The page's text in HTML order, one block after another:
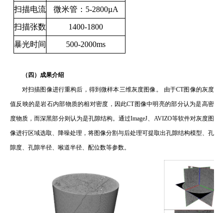
扫描电流
微米管：5-2800µA
扫描张数 1400-1800
暴光时间 500-2000ms
（ 四 ）成果介绍
对扫描图像进行重构后，得到微样本三维灰度图像。 由于CT图像的灰度
值反映的是岩石内部物质的相对密度， 因此CT图像中明亮的部分认为是高密
度物质，而深黑部分则认为是孔隙结构。通过ImageJ、 AVIZO等软件对灰度图
像进行区域选取、降噪处理，将图像分割与后处理可提取出孔隙结构模型、 孔
隙度、 孔隙半径、 喉道半径、 配位数等参数。